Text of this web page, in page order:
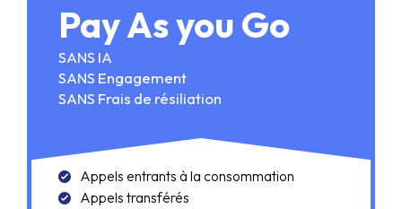
Pay As you Go
SANS IA
SANS Engagement
SANS Frais de résiliation
Appels entrants à la consommation
Appels transférés